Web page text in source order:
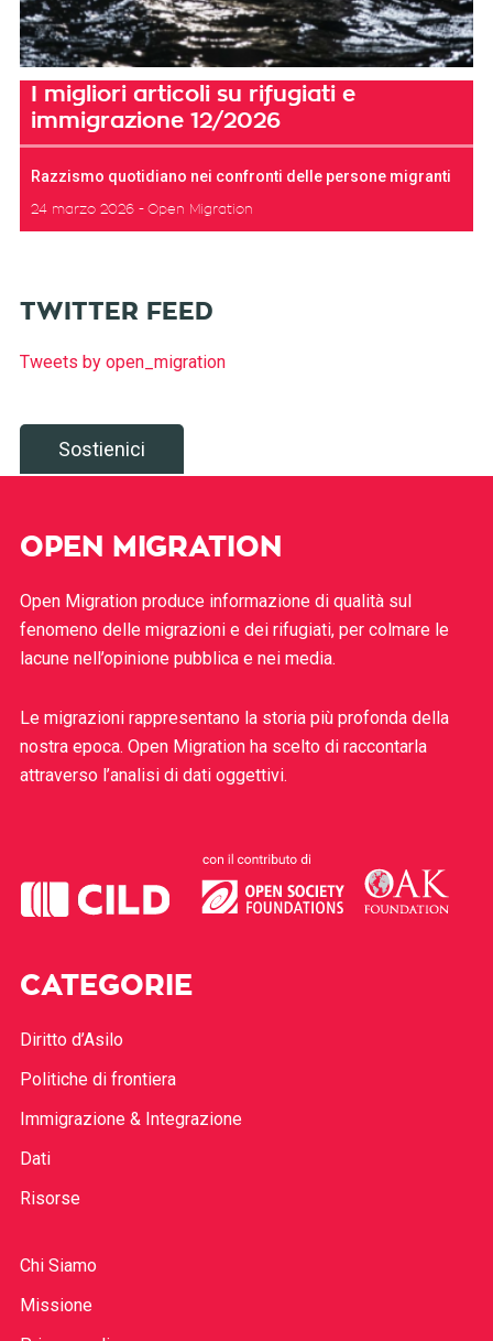
I migliori articoli su rifugiati e
immigrazione 12/2026
Razzismo quotidiano nei confronti delle persone migranti
24 marzo 2026 Open Migration
TWITTER FEED
Tweets by open_migration
Sostienici
OPEN MIGRATION
Open Migration produce informazione di qualità sul
fenomeno delle migrazioni e dei rifugiati, per colmare le
lacune nell’opinione pubblica e nei media.
Le migrazioni rappresentano la storia più profonda della
nostra epoca. Open Migration ha scelto di raccontarla
attraverso l’analisi di dati oggettivi.
CATEGORIE
Diritto d’Asilo
Politiche di frontiera
Immigrazione & Integrazione
Dati
Risorse
Chi Siamo
Missione